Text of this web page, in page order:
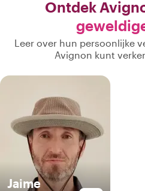
Ontdek
Leer over hun persoonlijke
Avignon kunt
Jaime